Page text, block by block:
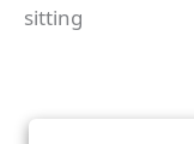
sitting